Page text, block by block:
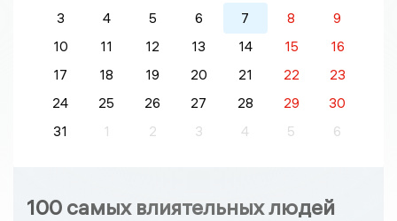
3
4 5 6 7 8
9
10
11 12 13 14 15
16
17
18 19 20 21 22
23
24
25 26 27 28 29
30
31
1 2 3 4 5 6
100 самых влиятельных людей